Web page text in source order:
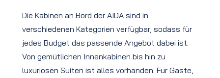
Die Kabinen an Bord der AIDA sind in
verschiedenen Kategorien verfügbar, sodass für
jedes Budget das passende Angebot dabei ist.
Von gemütlichen Innenkabinen bis hin zu
luxuriösen Suiten ist alles vorhanden. Für Gäste,